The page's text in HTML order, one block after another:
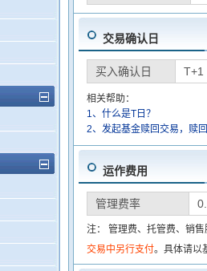
交易确认日
买入确认日 T+1
相关帮助：
1、什么是T日？
2、发起基金赎回交易，赎
运作费用
管理费率
注： 管理费、托管费、销
交易中另行支付。具体请以